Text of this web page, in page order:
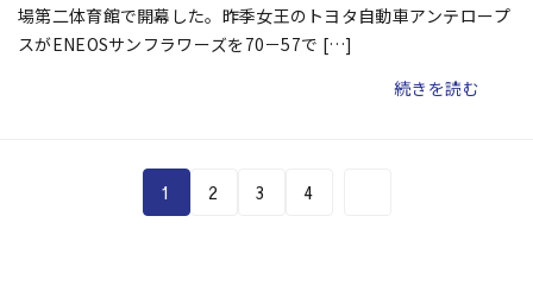
場第二体育館で開幕した。昨季女王のトヨタ自動車アンテロープ
スがENEOSサンフラワーズを70－57で […]
続きを読む
1 2 3 4